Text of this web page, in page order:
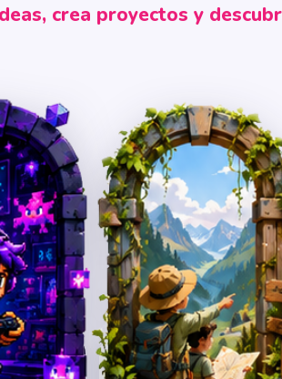
crea proyectos y